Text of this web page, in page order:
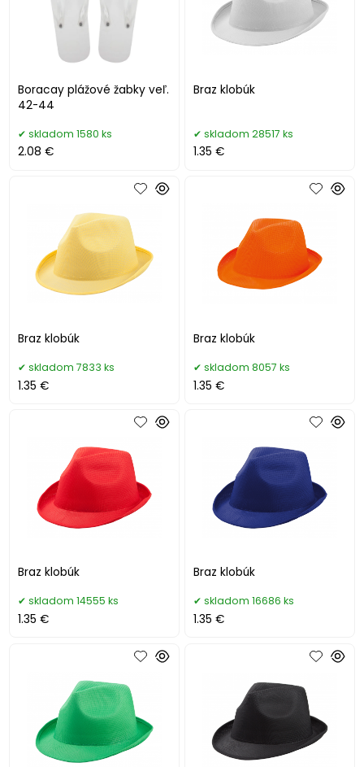
Boracay plážové žabky veľ.
42-44
skladom 1580 ks
2.08 €
Braz klobúk
skladom 28517 ks
1.35 €
Braz klobúk
skladom 7833 ks
1.35 €
Braz klobúk
skladom 8057 ks
1.35 €
Braz klobúk
skladom 14555 ks
1.35 €
Braz klobúk
skladom 16686 ks
1.35 €